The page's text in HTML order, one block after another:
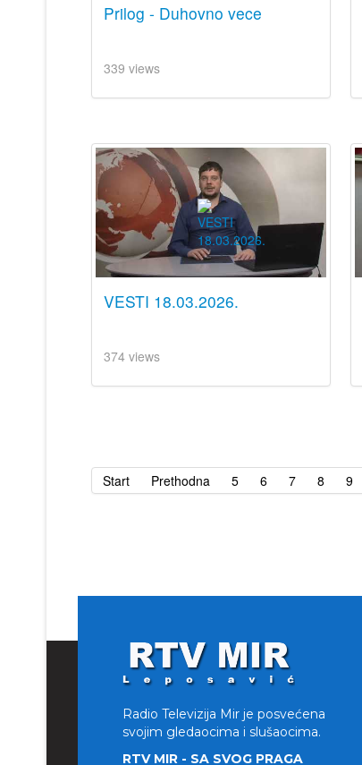
Prilog - Duhovno vece
339 views
VESTI 18.03.2026.
374 views
Start Prethodna 5 6 7 8 9
Radio Televizija Mir je posvećena
svojim gledaocima i slušaocima.
RTV MIR - SA SVOG PRAGA